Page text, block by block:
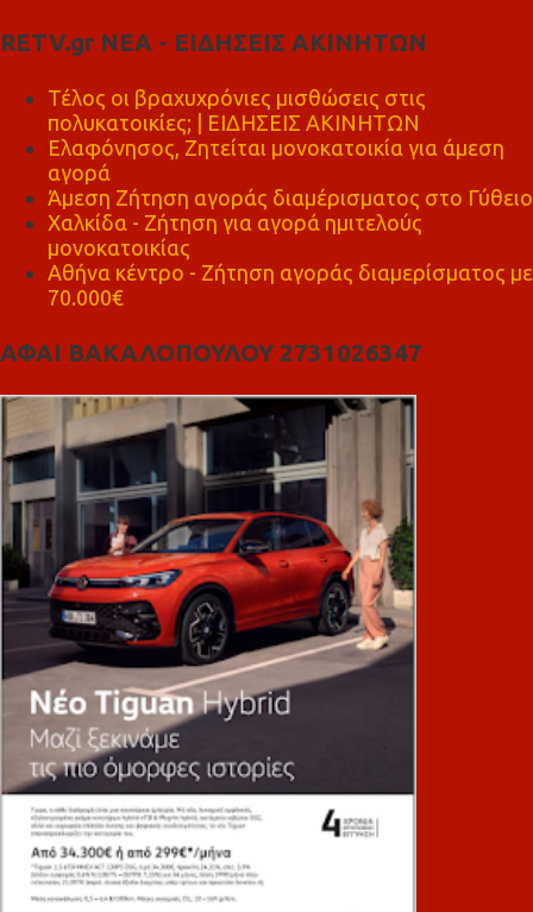
RETV.gr ΝΕΑ - ΕΙΔΗΣΕΙΣ ΑΚΙΝΗΤΩΝ
Τέλος οι βραχυχρόνιες μισθώσεις στις
πολυκατοικίες; | ΕΙΔΗΣΕΙΣ ΑΚΙΝΗΤΩΝ
Ελαφόνησος, Ζητείται μονοκατοικία για άμεση
αγορά
Άμεση Ζήτηση αγοράς διαμέρισματος στο Γύθειο
Χαλκίδα - Ζήτηση για αγορά ημιτελούς
μονοκατοικίας
Αθήνα κέντρο - Ζήτηση αγοράς διαμερίσματος με
70.000€
ΑΦΑΙ ΒΑΚΑΛΟΠΟΥΛΟΥ 2731026347